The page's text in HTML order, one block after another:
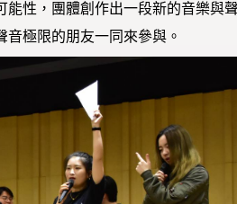
性，團體創作出一段新的音樂與
極限的朋友一同來參與。